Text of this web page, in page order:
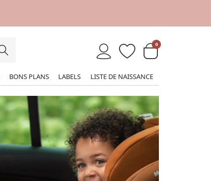
0
BONS PLANS LABELS LISTE DE NAISSANCE